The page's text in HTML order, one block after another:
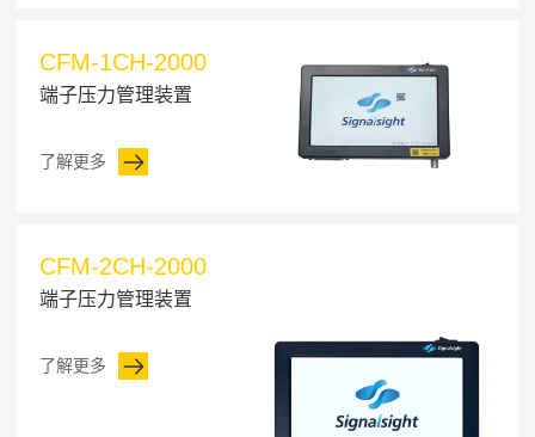
CFM-1CH-2000
端子压力管理装置
了解更多
CFM-2CH-2000
端子压力管理装置
了解更多